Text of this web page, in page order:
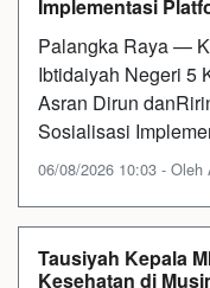
Implementasi
Palangka Raya —
Ibtidaiyah Negeri 5
Asran Dirun
Sosialisasi
06/08/2026 10:03 -
Tausiyah Kepala
Kesehatan di